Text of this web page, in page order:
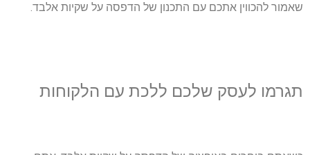
שאמור להכווין אתכם עם התכנון של הדפסה על שקיות אלבד.
תגרמו לעסק שלכם ללכת עם הלקוחות